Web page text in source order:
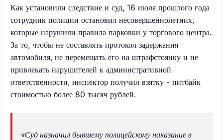
Как установили следствие и суд, 16 июля прошлого года
сотрудник полиции остановил несовершеннолетних,
которые нарушили правила парковки у торгового центра.
За то, чтобы не составлять протокол задержания
автомобиля, не перемещать его на штрафстоянку и не
привлекать нарушителей к административной
ответственности, инспектор получил взятку - питбайк
стоимостью более 80 тысяч рублей.
«Суд назначил бывшему полицейскому наказание в